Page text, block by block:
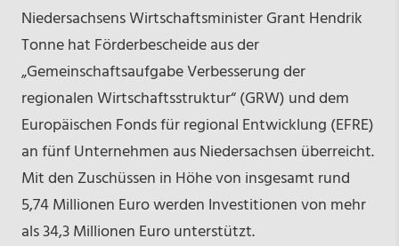
Niedersachsens Wirtschaftsminister Grant Hendrik
Tonne hat Förderbescheide aus der
„Gemeinschaftsaufgabe Verbesserung der
regionalen Wirtschaftsstruktur“ (GRW) und dem
Europäischen Fonds für regional Entwicklung (EFRE)
an fünf Unternehmen aus Niedersachsen überreicht.
Mit den Zuschüssen in Höhe von insgesamt rund
5,74 Millionen Euro werden Investitionen von mehr
als 34,3 Millionen Euro unterstützt.